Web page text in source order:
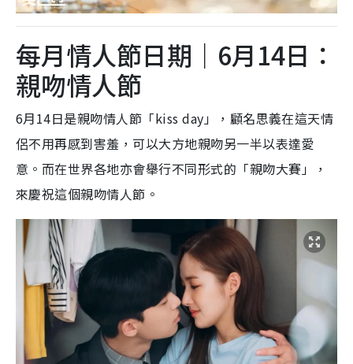
每月情人節日期｜6月14日：
親吻情人節
6月14日是親吻情人節「kiss day」，顧名思義在這天情
侶不用再感到害羞，可以大方地親吻另一半以表達愛
意。而在世界各地亦會舉行不同形式的「親吻大賽」，
來慶祝這個親吻情人節。